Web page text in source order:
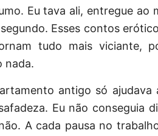
Eu tava ali, entregue ao
Esses contos
tudo mais viciante,
nada.
antigo só ajudava
Eu não conseguia
A cada pausa no